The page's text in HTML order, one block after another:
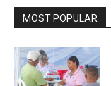
MOST POPULAR